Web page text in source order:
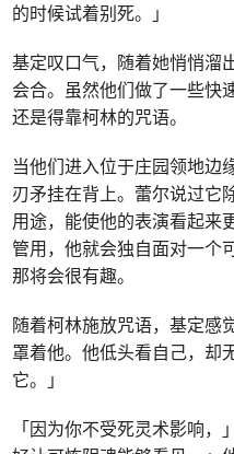
的时候试着别死。」
基定叹口气，随着她悄悄溜
会合。虽然他们做了一些快
还是得靠柯林的咒语。
当他们进入位于庄园领地边
刃矛挂在背上。蕾尔说过它
用途，能使他的表演看起来
管用，他就会独自面对一个
那将会很有趣。
随着柯林施放咒语，基定感
罩着他。他低头看自己，却
它。」
「因为你不受死灵术影响